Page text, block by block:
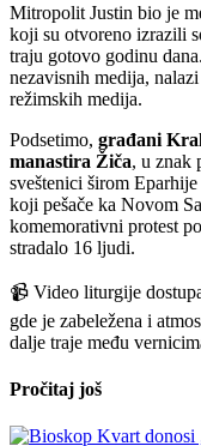
Mitropolit Justin bio je
koji su otvoreno izrazili
traju gotovo godinu
nezavisnih medija,
režimskih medija.
Podsetimo, građani
manastira Žiča, u znak
sveštenici širom
koji pešače ka Novom
komemorativni protest
stradalo 16 ljudi.
📹 Video liturgije
gde je zabeležena i
dalje traje među
Pročitaj još